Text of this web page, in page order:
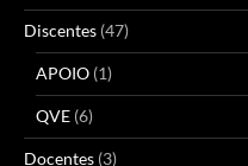
Discentes (47)
APOIO (1)
QVE (6)
Docentes (3)